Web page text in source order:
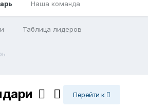
Наша команда
Таблица лидеров
Перейти к